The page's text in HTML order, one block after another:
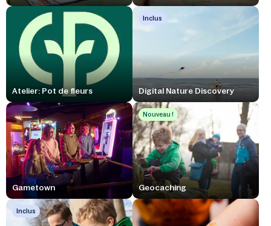
Atelier: Pot de fleurs
Inclus
Digital Nature Discovery
Gametown
Nouveau !
Geocaching
Inclus